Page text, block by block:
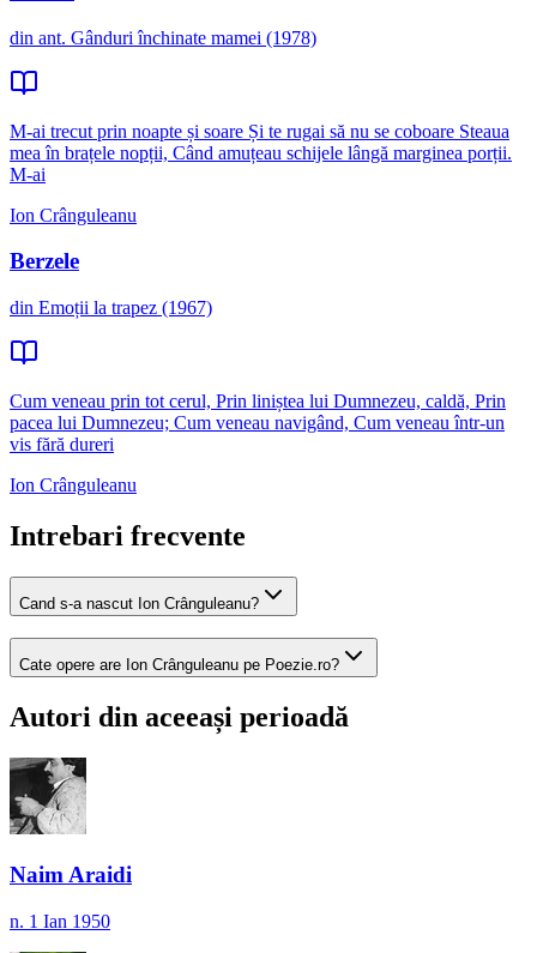
din ant. Gânduri închinate mamei (1978)
M-ai trecut prin noapte și soare Și te rugai să nu se coboare Steaua
mea în brațele nopții, Când amuțeau schijele lângă marginea porții.
M-ai
Ion Crânguleanu
Berzele
din Emoții la trapez (1967)
Cum veneau prin tot cerul, Prin liniștea lui Dumnezeu, caldă, Prin
pacea lui Dumnezeu; Cum veneau navigând, Cum veneau într-un
vis fără dureri
Ion Crânguleanu
Intrebari frecvente
Cand s-a nascut Ion Crânguleanu?
Cate opere are Ion Crânguleanu pe Poezie.ro?
Autori din aceeași perioadă
Naim Araidi
n. 1 Ian 1950